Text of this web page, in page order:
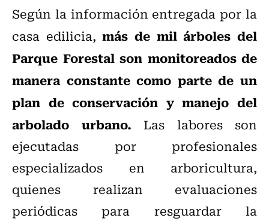
Según la información entregada por la
casa edilicia,más de mil árboles del
Parque Forestal son monitoreados de
manera constante como parte de un
plan de conservación y manejo del
arbolado urbano. Las labores son
ejecutadas por profesionales
especializados en arboricultura,
quienes realizan evaluaciones
periódicas para resguardar la